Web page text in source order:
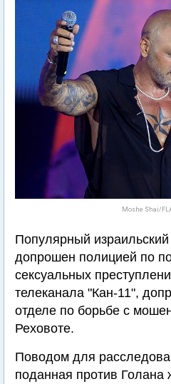
Moshe Shai/
Популярный
допрошен полицией по
сексуальных
телеканала "Кан-11",
отделе по борьбе с
Реховоте.
Поводом для
поданная против